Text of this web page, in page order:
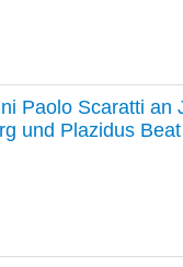
Paolo Scaratti
und Plazidus